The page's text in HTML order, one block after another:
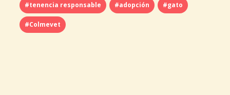
#tenencia responsable #adopción #gato
#Colmevet